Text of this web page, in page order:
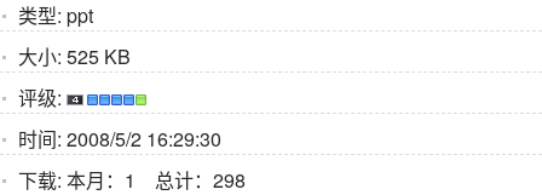
类型: ppt
大小: 525 KB
评级:
时间: 2008/5/2 16:29:30
下载: 本月：1 总计：298